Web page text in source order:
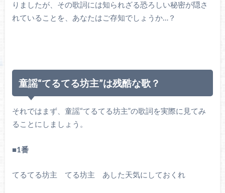
りましたが、その歌詞には知られざる恐ろしい秘密が隠さ
れていることを、あなたはご存知でしょうか…？
童謡“てるてる坊主”は残酷な歌？
それではまず、童謡“てるてる坊主”の歌詞を実際に見てみ
ることにしましょう。
■1番
てるてる坊主 てる坊主 あした天気にしておくれ